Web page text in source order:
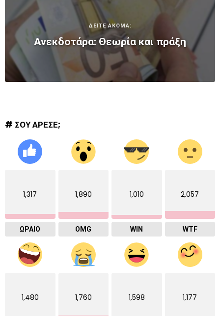
ΔΕΙΤΕ ΑΚΟΜΑ:
Ανεκδοτάρα: Θεωρία και πράξη
# ΣΟΥ ΑΡΕΣΕ;
1,317
ΩΡΑΙΟ
1,890
OMG
1,010
WIN
2,057
WTF
1,480 1,760 1,598 1,177